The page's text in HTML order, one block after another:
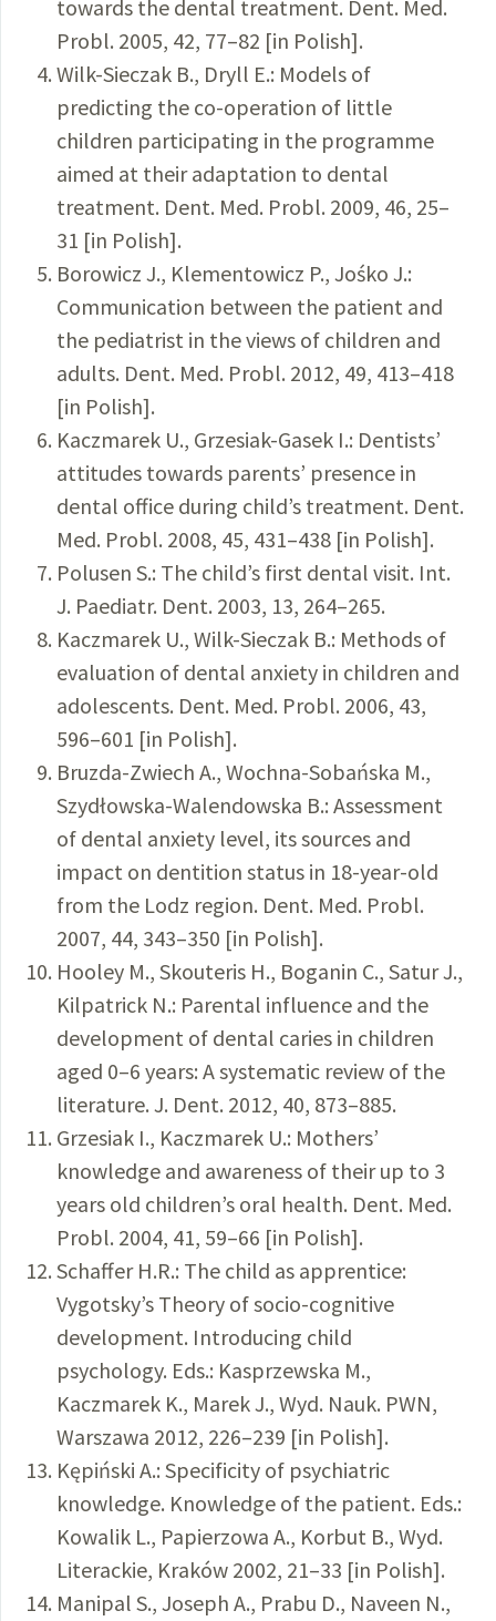
towards the dental treatment. Dent. Med.
Probl. 2005, 42, 77–82 [in Polish].
Wilk-Sieczak B., Dryll E.: Models of
predicting the co-operation of little
children participating in the programme
aimed at their adaptation to dental
treatment. Dent. Med. Probl. 2009, 46, 25–
31 [in Polish].
Borowicz J., Klementowicz P., Jośko J.:
Communication between the patient and
the pediatrist in the views of children and
adults. Dent. Med. Probl. 2012, 49, 413–418
[in Polish].
Kaczmarek U., Grzesiak-Gasek I.: Dentists’
attitudes towards parents’ presence in
dental office during child’s treatment. Dent.
Med. Probl. 2008, 45, 431–438 [in Polish].
Polusen S.: The child’s first dental visit. Int.
J. Paediatr. Dent. 2003, 13, 264–265.
Kaczmarek U., Wilk-Sieczak B.: Methods of
evaluation of dental anxiety in children and
adolescents. Dent. Med. Probl. 2006, 43,
596–601 [in Polish].
Bruzda-Zwiech A., Wochna-Sobańska M.,
Szydłowska-Walendowska B.: Assessment
of dental anxiety level, its sources and
impact on dentition status in 18-year-old
from the Lodz region. Dent. Med. Probl.
2007, 44, 343–350 [in Polish].
Hooley M., Skouteris H., Boganin C., Satur J.,
Kilpatrick N.: Parental influence and the
development of dental caries in children
aged 0–6 years: A systematic review of the
literature. J. Dent. 2012, 40, 873–885.
Grzesiak I., Kaczmarek U.: Mothers’
knowledge and awareness of their up to 3
years old children’s oral health. Dent. Med.
Probl. 2004, 41, 59–66 [in Polish].
Schaffer H.R.: The child as apprentice:
Vygotsky’s Theory of socio-cognitive
development. Introducing child
psychology. Eds.: Kasprzewska M.,
Kaczmarek K., Marek J., Wyd. Nauk. PWN,
Warszawa 2012, 226–239 [in Polish].
Kępiński A.: Specificity of psychiatric
knowledge. Knowledge of the patient. Eds.:
Kowalik L., Papierzowa A., Korbut B., Wyd.
Literackie, Kraków 2002, 21–33 [in Polish].
Manipal S., Joseph A., Prabu D., Naveen N.,